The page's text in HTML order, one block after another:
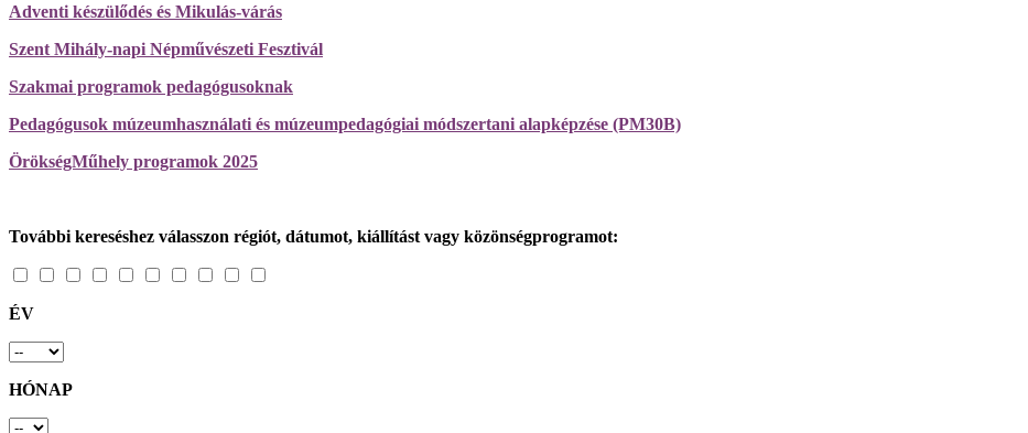
Adventi készülődés és Mikulás-várás
Szent Mihály-napi Népművészeti Fesztivál
Szakmai programok pedagógusoknak
Pedagógusok múzeumhasználati és múzeumpedagógiai módszertani alapképzése (PM30B)
ÖrökségMűhely programok 2025
További kereséshez válasszon régiót, dátumot, kiállítást vagy közönségprogramot:
ÉV
HÓNAP